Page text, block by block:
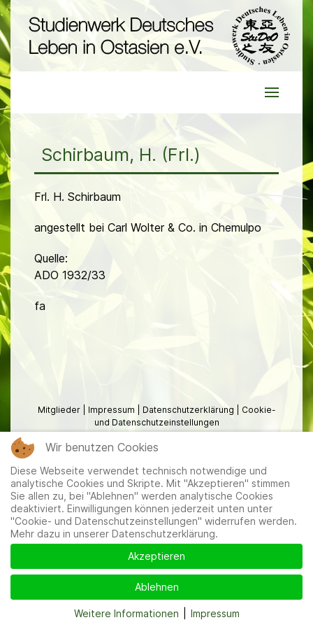
Schirbaum, H. (Frl.)
Frl. H. Schirbaum
angestellt bei Carl Wolter & Co. in Chemulpo
Quelle:
ADO 1932/33
fa
Mitglieder Impressum Datenschutzerklärung
Cookie-
und Datenschutzeinstellungen
Wir benutzen Cookies
Diese Webseite verwendet technisch notwendige und
analytische Cookies und Skripte. Mit "Akzeptieren" stimmen
Sie allen zu, bei "Ablehnen" werden analytische Cookies
deaktiviert. Einwilligungen können jederzeit unten unter
"Cookie- und Datenschutzeinstellungen" widerrufen werden.
Mehr dazu in unserer Datenschutzerklärung.
Akzeptieren
Ablehnen
Weitere Informationen Impressum